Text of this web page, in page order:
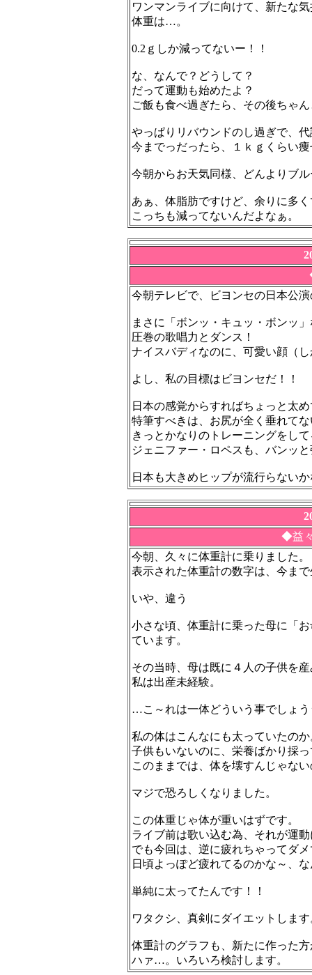
ワンマンライブに向けて、新たな
体重は…。
0.2ｇしか減ってないー！！
な、なんで？どうして？
だって運動も始めたよ？
ご飯も食べ過ぎたら、その後ちゃ
やっぱりリバウンドのし過ぎで、
今までっだったら、１ｋｇくらい
今朝からお天気同様、どんよりブ
あぁ、体脂肪ですけど、余りに多
こっちも減ってないんだよなぁ。
今朝テレビで、ビヨンセの日本公
まさに「ボンッ・キュッ・ボンッ
圧巻の歌唱力とダンス！
ナイスバディなのに、可愛い顔（
よし、私の目標はビヨンセだ！！
日本の感覚からすればちょっと太
特筆すべきは、お尻が全く垂れて
きっとかなりのトレーニングをし
ジェニファー・ロペスも、バンッ
日本も大きめヒップが流行らない
◆益
今朝、久々に体重計に乗りました。
表示された体重計の数字は、今ま
いや、違う
小さな頃、体重計に乗った母に「
ています。
その当時、母は既に４人の子供を
私は出産未経験。
…こ～れは一体どういう事でしょう
私の体はこんなにも太っていたのか
子供もいないのに、栄養ばかり採
このままでは、体を壊すんじゃな
マジで恐ろしくなりました。
この体重じゃ体が重いはずです。
ライブ前は歌い込む為、それが運
でも今回は、逆に疲れちゃってダ
日頃よっぽど疲れてるのかな～、
単純に太ってたんです！！
ワタクシ、真剣にダイエットします
体重計のグラフも、新たに作った
ハァ…。いろいろ検討します。